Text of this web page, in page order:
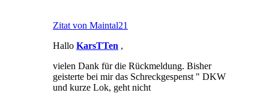
Zitat von Maintal21
Hallo KarsTTen ,
vielen Dank für die Rückmeldung. Bisher
geisterte bei mir das Schreckgespenst " DKW
und kurze Lok, geht nicht